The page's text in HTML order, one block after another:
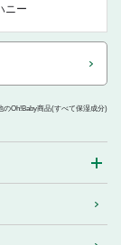
ニー
Oh!Baby商品(すべて保湿成分)